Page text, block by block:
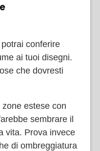
conferire
ai tuoi disegni.
che dovresti
estese con
sembrare il
vita. Prova invece
di ombreggiatura